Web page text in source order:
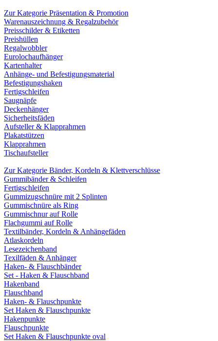
Zur Kategorie Präsentation & Promotion
Warenauszeichnung & Regalzubehör
Preisschilder & Etiketten
Preishüllen
Regalwobbler
Eurolochaufhänger
Kartenhalter
Anhänge- und Befestigungsmaterial
Befestigungshaken
Fertigschleifen
Saugnäpfe
Deckenhänger
Sicherheitsfäden
Aufsteller & Klapprahmen
Plakatstützen
Klapprahmen
Tischaufsteller
Zur Kategorie Bänder, Kordeln & Klettverschlüsse
Gummibänder & Schleifen
Fertigschleifen
Gummizugschnüre mit 2 Splinten
Gummischnüre als Ring
Gummischnur auf Rolle
Flachgummi auf Rolle
Textilbänder, Kordeln & Anhängefäden
Atlaskordeln
Lesezeichenband
Texilfäden & Anhänger
Haken- & Flauschbänder
Set - Haken & Flauschband
Hakenband
Flauschband
Haken- & Flauschpunkte
Set Haken & Flauschpunkte
Hakenpunkte
Flauschpunkte
Set Haken & Flauschpunkte oval